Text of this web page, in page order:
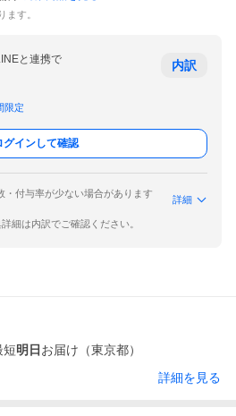
ます。
と連携で
限定
内訳
グインして確認
・付与率が少ない場合があります
詳細
細は内訳でご確認ください。
短明日 お届け（東京都）
詳細を見る